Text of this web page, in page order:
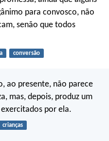
para convosco, não
senão que todos
conversão
ao presente, não parece
mas, depois, produz um
por ela.
crianças